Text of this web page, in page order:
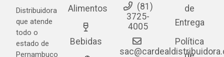
Distribuidora
que atende
todo o
estado de
Pernambuco
Alimentos
Bebidas
(81)
3725-
4005
de
Entrega
Política